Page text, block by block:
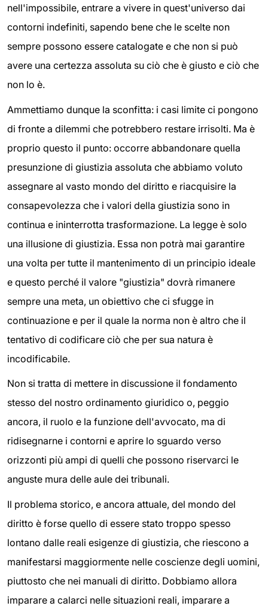
nell'impossibile, entrare a vivere in quest'universo dai
contorni indefiniti, sapendo bene che le scelte non
sempre possono essere catalogate e che non si può
avere una certezza assoluta su ciò che è giusto e ciò che
non lo è.
Ammettiamo dunque la sconfitta: i casi limite ci pongono
di fronte a dilemmi che potrebbero restare irrisolti. Ma è
proprio questo il punto: occorre abbandonare quella
presunzione di giustizia assoluta che abbiamo voluto
assegnare al vasto mondo del diritto e riacquisire la
consapevolezza che i valori della giustizia sono in
continua e ininterrotta trasformazione. La legge è solo
una illusione di giustizia. Essa non potrà mai garantire
una volta per tutte il mantenimento di un principio ideale
e questo perché il valore "giustizia" dovrà rimanere
sempre una meta, un obiettivo che ci sfugge in
continuazione e per il quale la norma non è altro che il
tentativo di codificare ciò che per sua natura è
incodificabile.
Non si tratta di mettere in discussione il fondamento
stesso del nostro ordinamento giuridico o, peggio
ancora, il ruolo e la funzione dell'avvocato, ma di
ridisegnarne i contorni e aprire lo sguardo verso
orizzonti più ampi di quelli che possono riservarci le
anguste mura delle aule dei tribunali.
Il problema storico, e ancora attuale, del mondo del
diritto è forse quello di essere stato troppo spesso
lontano dalle reali esigenze di giustizia, che riescono a
manifestarsi maggiormente nelle coscienze degli uomini,
piuttosto che nei manuali di diritto. Dobbiamo allora
imparare a calarci nelle situazioni reali, imparare a